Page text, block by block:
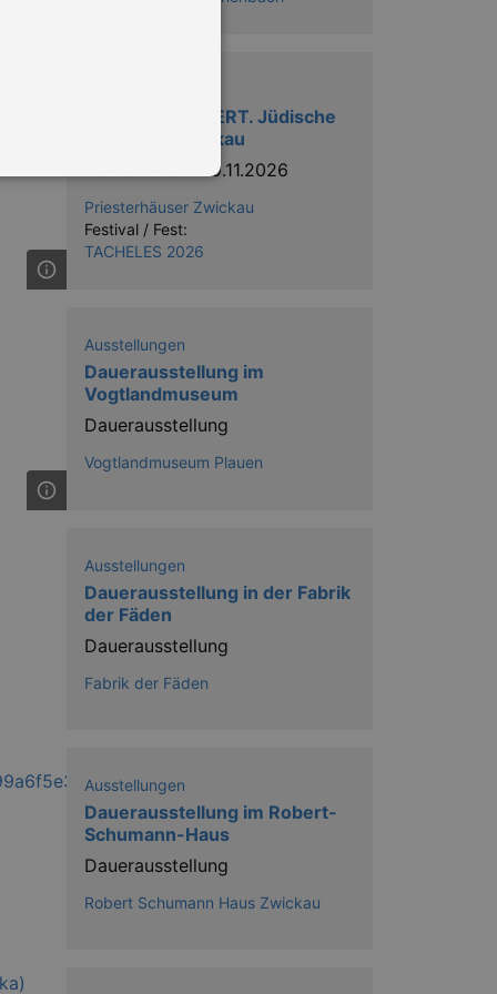
ERINNERNS_WERT. Jüdische
Spuren in Zwickau
09.11.2026
Priesterhäuser Zwickau
Festival / Fest:
TACHELES 2026
Ausstellungen
Dauerausstellung im
Vogtlandmuseum
Dauerausstellung
Vogtlandmuseum Plauen
Ausstellungen
Dauerausstellung in der Fabrik
der Fäden
Dauerausstellung
Fabrik der Fäden
Ausstellungen
Dauerausstellung im Robert-
Schumann-Haus
Dauerausstellung
Robert Schumann Haus Zwickau
Ihren account. Ohne diese
visitor cookie consent
to work properly.
Cross-Site Request Forgery
Cross-Site Request Forgery
Analytics - which is a
used analytics service. This
a randomly
after 2 years, although
2017 no information is
update a unique value for
rate - limiting the
after 10 minutes.